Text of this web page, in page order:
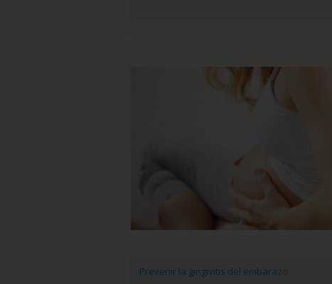
Prevenir la gingivitis del embarazo